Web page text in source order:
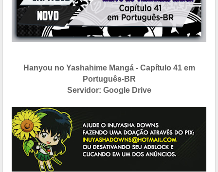
Hanyou no Yashahime Mangá - Capítulo 41 em
Português-BR
Servidor: Google Drive